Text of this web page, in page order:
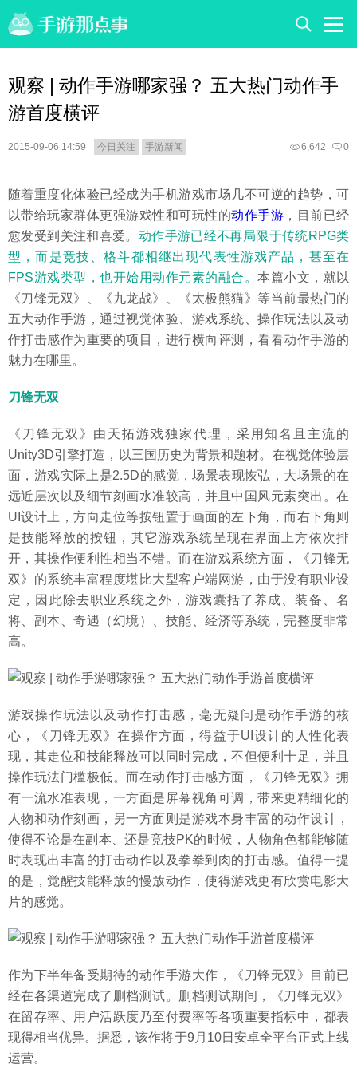
观察 | 动作手游哪家强？ 五大热门动作手
游首度横评
2015-09-06 14:59 今日关注 手游新闻 0
6,642
随着重度化体验已经成为手机游戏市场几不可逆的趋势，可
以带给玩家群体更强游戏性和可玩性的动作手游 ，目前已经
愈发受到关注和喜爱。 动作手游已经不再局限于传统RPG类
型，而是竞技、格斗都相继出现代表性游戏产品，甚至在
FPS游戏类型，也开始用动作元素的融合。 本篇小文，就以
《刀锋无双》、《九龙战》、《太极熊猫》等当前最热门的
五大动作手游，通过视觉体验、游戏系统、操作玩法以及动
作打击感作为重要的项目，进行横向评测，看看动作手游的
魅力在哪里。
刀锋无双
《刀锋无双》由天拓游戏独家代理，采用知名且主流的
Unity3D引擎打造，以三国历史为背景和题材。在视觉体验层
面，游戏实际上是2.5D的感觉，场景表现恢弘，大场景的在
远近层次以及细节刻画水准较高，并且中国风元素突出。在
UI设计上，方向走位等按钮置于画面的左下角，而右下角则
是技能释放的按钮，其它游戏系统呈现在界面上方依次排
开，其操作便利性相当不错。而在游戏系统方面，《刀锋无
双》的系统丰富程度堪比大型客户端网游，由于没有职业设
定，因此除去职业系统之外，游戏囊括了养成、装备、名
将、副本、奇遇（幻境）、技能、经济等系统，完整度非常
高。
游戏操作玩法以及动作打击感，毫无疑问是动作手游的核
心，《刀锋无双》在操作方面，得益于UI设计的人性化表
现，其走位和技能释放可以同时完成，不但便利十足，并且
操作玩法门槛极低。而在动作打击感方面，《刀锋无双》拥
有一流水准表现，一方面是屏幕视角可调，带来更精细化的
人物和动作刻画，另一方面则是游戏本身丰富的动作设计，
使得不论是在副本、还是竞技PK的时候，人物角色都能够随
时表现出丰富的打击动作以及拳拳到肉的打击感。值得一提
的是，觉醒技能释放的慢放动作，使得游戏更有欣赏电影大
片的感觉。
作为下半年备受期待的动作手游大作，《刀锋无双》目前已
经在各渠道完成了删档测试。删档测试期间，《刀锋无双》
在留存率、用户活跃度乃至付费率等各项重要指标中，都表
现得相当优异。据悉，该作将于9月10日安卓全平台正式上线
运营。